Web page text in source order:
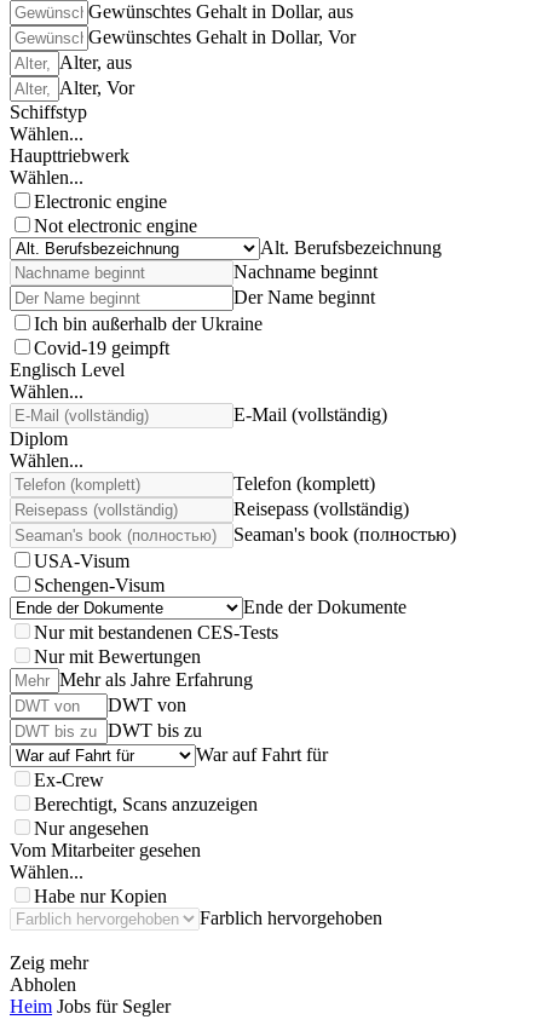
Gewünschtes Gehalt in Dollar, aus
Gewünschtes Gehalt in Dollar, Vor
Alter, aus
Alter, Vor
Schiffstyp
Wählen...
Haupttriebwerk
Wählen...
Electronic engine
Not electronic engine
Alt. Berufsbezeichnung
Nachname beginnt
Der Name beginnt
Ich bin außerhalb der Ukraine
Covid-19 geimpft
Englisch Level
Wählen...
E-Mail (vollständig)
Diplom
Wählen...
Telefon (komplett)
Reisepass (vollständig)
Seaman's book (полностью)
USA-Visum
Schengen-Visum
Ende der Dokumente
Nur mit bestandenen CES-Tests
Nur mit Bewertungen
Mehr als Jahre Erfahrung
DWT von
DWT bis zu
War auf Fahrt für
Ex-Crew
Berechtigt, Scans anzuzeigen
Nur angesehen
Vom Mitarbeiter gesehen
Wählen...
Habe nur Kopien
Farblich hervorgehoben
Zeig mehr
Abholen
Heim Jobs für Segler